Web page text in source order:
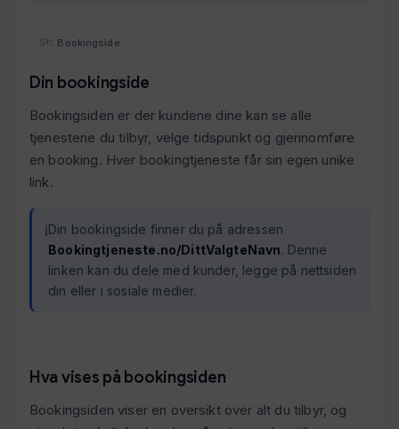
Bookingside
Din bookingside
Bookingsiden er der kundene dine kan se alle
tjenestene du tilbyr, velge tidspunkt og gjennomføre
en booking. Hver bookingtjeneste får sin egen unike
link.
Din bookingside finner du på adressen
Bookingtjeneste.no/DittValgteNavn. Denne
linken kan du dele med kunder, legge på nettsiden
din eller i sosiale medier.
Hva vises på bookingsiden
Bookingsiden viser en oversikt over alt du tilbyr, og